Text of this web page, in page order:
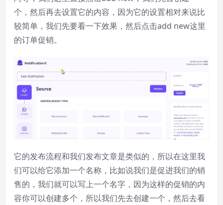
个，然后再去设置它的内容，因为它的设置相对来说比
较简单，我们先要看一下效果，然后点击add new这里
的订单促销。
它的发布流程和我们发布文章是类似的，所以在这里我
们可以给它添加一个名称，比如说我们是促进我们的销
售的，我们就可以写上一个名字，因为这样的促销的内
容你可以创建多个，所以我们先去创建一个，然后去看